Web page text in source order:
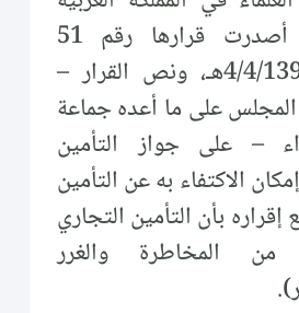
السعودية: أصدرت قرارها رقم 51
وتاريخ 4/4/1397هـ، ونص القرار –
على ما أعده جماعة
– على جواز التأمين
الاكتفاء به عن التأمين
إقراره بأن التأمين التجاري
المخاطرة والغرر